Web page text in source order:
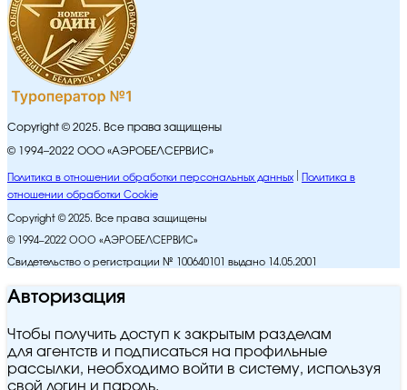
Copyright © 2025. Все права защищены
© 1994–2022 ООО «АЭРОБЕЛСЕРВИС»
Политика в отношении обработки персональных данных
Политика в
отношении обработки Cookie
Copyright © 2025. Все права защищены
© 1994–2022 ООО «АЭРОБЕЛСЕРВИС»
Свидетельство о регистрации № 100640101 выдано 14.05.2001
Авторизация
Чтобы получить доступ к закрытым разделам
для агентств и подписаться на профильные
рассылки, необходимо войти в систему, используя
свой логин и пароль.